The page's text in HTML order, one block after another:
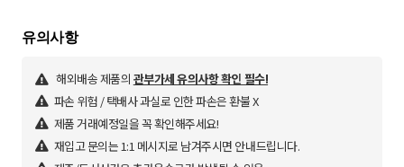
유의사항
해외배송 제품의 관부가세 유의사항 확인 필수!
파손 위험 / 택배사 과실로 인한 파손은 환불 X
제품 거래예정일을 꼭 확인해주세요!
재입고 문의는 1:1 메시지로 남겨주시면 안내드립니다.